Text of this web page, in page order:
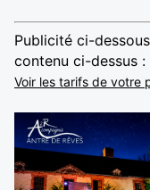
Publicité ci-
contenu ci-dessus :
Voir les tarifs de votre